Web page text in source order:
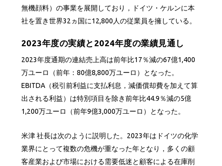
無機顔料）の事業を展開しており，ドイツ・ケルンに本
社を置き世界32ヵ国に12,800人の従業員を擁している。
2023年度の実績と2024年度の業績見通し
2023年度通期の連結売上高は前年比17％減の67億1,400
万ユーロ（前年：80億8,800万ユーロ）となった。
EBITDA（税引前利益に支払利息，減価償却費を加えて算
出される利益）は特別項目を除き前年比44.9％減の5億
1,200万ユーロ（前年9億3,000万ユーロ）となった。
米津 社長は次のように説明した。2023年はドイツの化学
業界にとって複数の危機が重なった年となり，多くの顧
客産業および市場における需要低迷と顧客による在庫削